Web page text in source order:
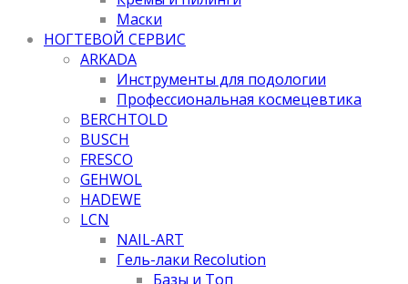
Маски
НОГТЕВОЙ СЕРВИС
ARKADA
Инструменты для подологии
Профессиональная космецевтика
BERCHTOLD
BUSCH
FRESCO
GEHWOL
HADEWE
LCN
NAIL-ART
Гель-лаки Recolution
Базы и Топ